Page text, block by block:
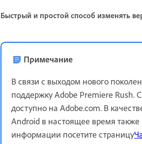
Быстрый и простой способ изменять
Примечание
В связи с выходом нового
поддержку Adobe Premiere Rush. С
доступно на Adobe.com. В
Android в настоящее время также
информации посетите страницу